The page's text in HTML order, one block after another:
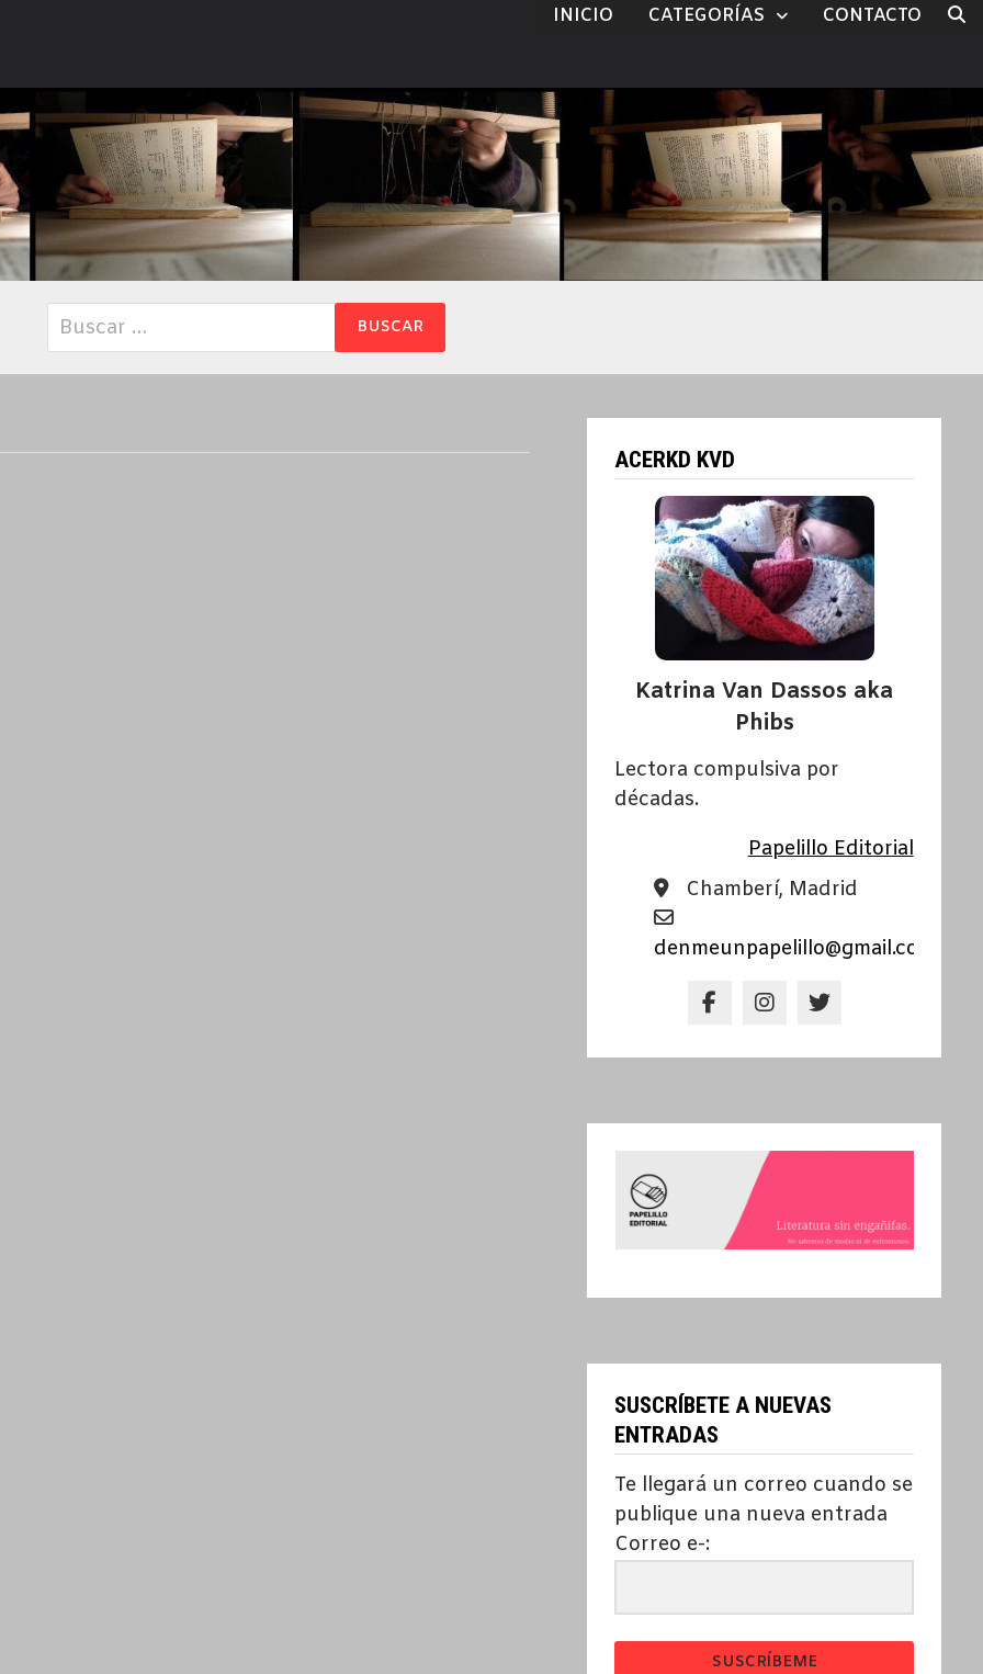
INICIO CATEGORÍAS CONTACTO
Buscar:
ACERKD KVD
Katrina Van Dassos aka
Phibs
Lectora compulsiva por
décadas.
Papelillo Editorial
Chamberí, Madrid
denmeunpapelillo@gmail.com
SUSCRÍBETE A NUEVAS
ENTRADAS
Te llegará un correo cuando se
publique una nueva entrada
Correo e-:
SUSCRÍBEME